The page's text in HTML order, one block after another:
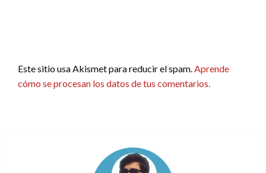
Este sitio usa Akismet para reducir el spam.Aprende
cómo se procesan los datos de tus comentarios.